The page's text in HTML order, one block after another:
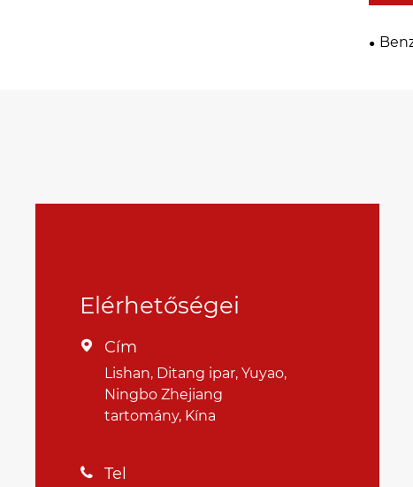
Elérhetőségei
 Cím
Lishan, Ditang ipar, Yuyao,
Ningbo Zhejiang
tartomány, Kína
 Tel